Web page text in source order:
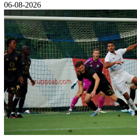
06-08-2026